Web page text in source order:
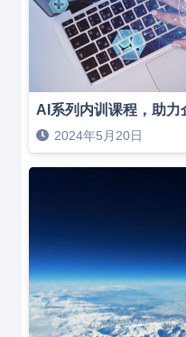
AI系列内训课程，助
2024年5月20日